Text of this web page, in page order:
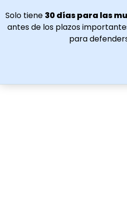
Solo tiene 30 días para las
antes de los plazos
para